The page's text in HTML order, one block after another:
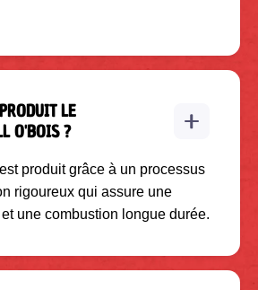
LE
O'BOIS ?
produit grâce à un processus
rigoureux qui assure une
une combustion longue durée.